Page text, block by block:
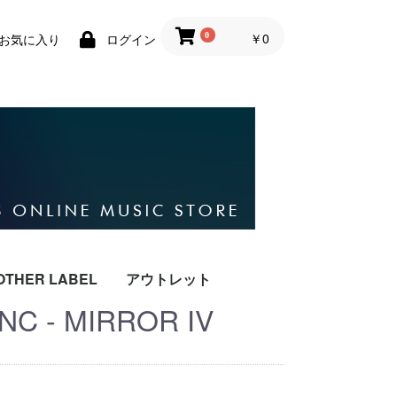
お気に入り ログイン 0 ￥0
LABEL
COLD NERVE
PSYCHEDELIC
TEXTUREZ
TILDE
アウトレット
- MIRROR IV